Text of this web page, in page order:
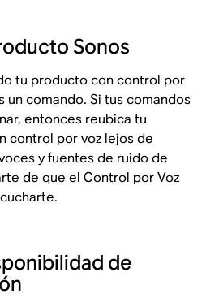
Sonos
tu producto con control por
un comando. Si tus comandos
entonces reubica tu
control por voz lejos de
y fuentes de ruido de
de que el Control por Voz
de